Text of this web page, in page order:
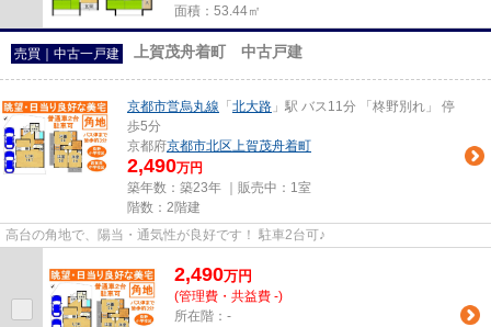
面積：53.44㎡
売買｜中古一戸建 上賀茂舟着町 中古戸建
京都市営烏丸線 「 北大路 」駅 バス11分 「柊野別れ」 停
歩5分
京都府京都市北区上賀茂舟着町
2,490万円
築年数：築23年 ｜販売中： 1室
階数：2階建
高台の角地で、陽当・通気性が良好です！ 駐車2台可♪
2,490万円
(管理費・共益費 -)
所在階：-